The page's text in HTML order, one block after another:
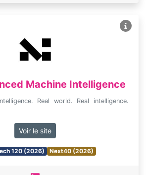
Machine Intelligence
Real world. Real intelligence.
Voir le site
120 (2026) Next40 (2026)